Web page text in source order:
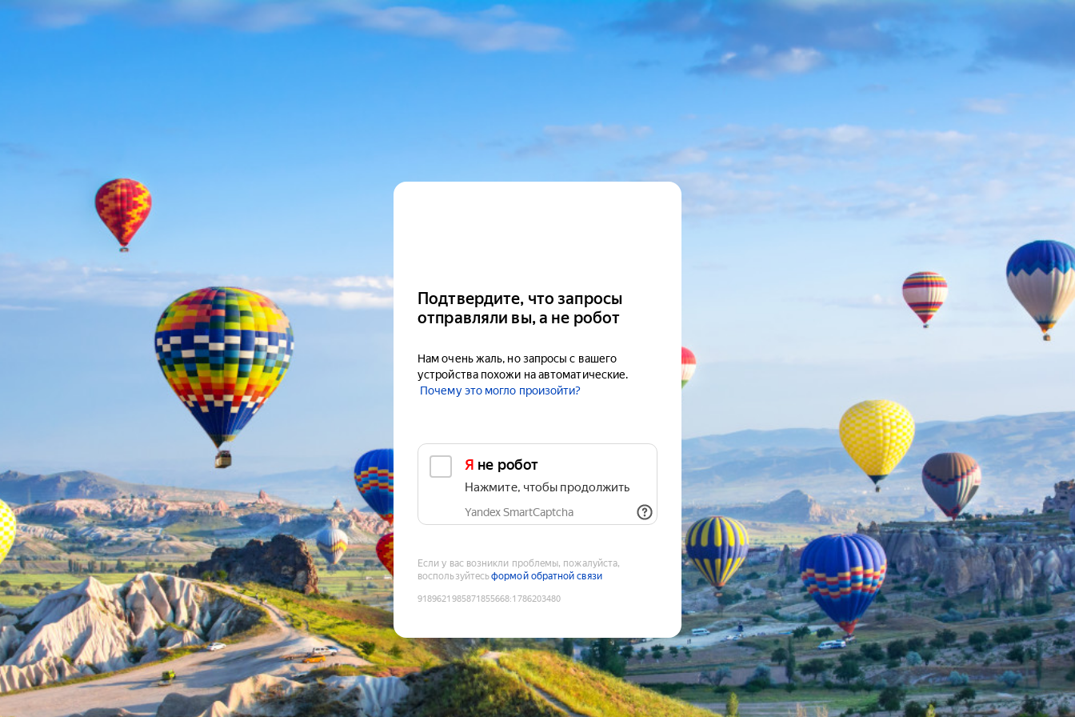
Подтвердите, что запросы
отправляли вы, а не робот
Нам очень жаль, но запросы с вашего
устройства похожи на автоматические.
Почему это могло произойти?
Я не робот
Нажмите, чтобы продолжить
Yandex SmartCaptcha
Если у вас возникли проблемы, пожалуйста,
воспользуйтесьформой обратной связи
9189621985871855668:1786203480